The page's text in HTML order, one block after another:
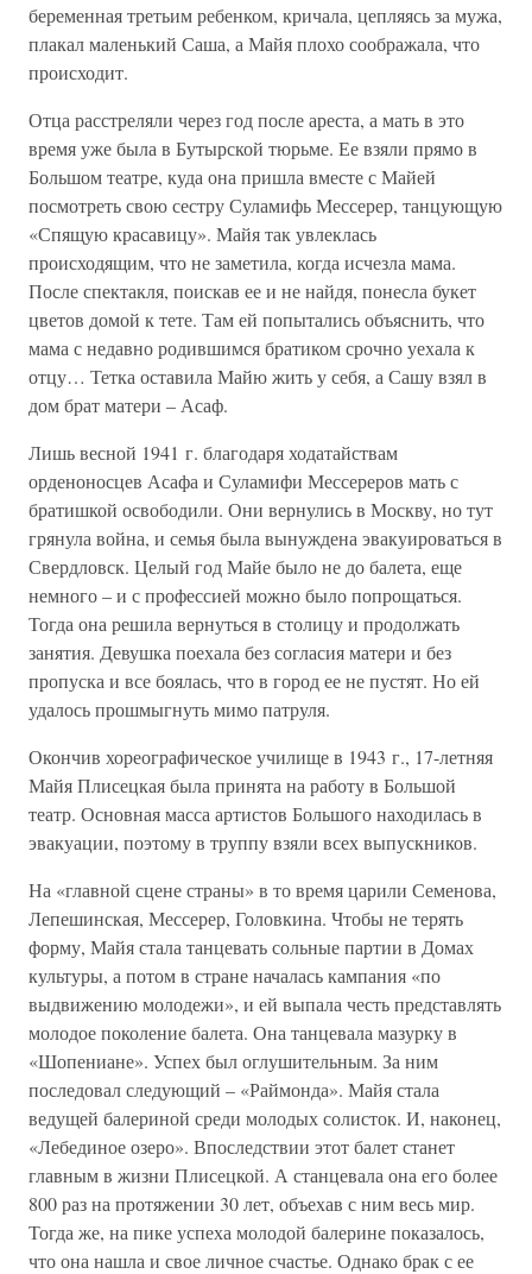
беременная третьим ребенком, кричала, цепляясь за мужа,
плакал маленький Саша, а Майя плохо соображала, что
происходит.
Отца расстреляли через год после ареста, а мать в это
время уже была в Бутырской тюрьме. Ее взяли прямо в
Большом театре, куда она пришла вместе с Майей
посмотреть свою сестру Суламифь Мессерер, танцующую
«Спящую красавицу». Майя так увлеклась
происходящим, что не заметила, когда исчезла мама.
После спектакля, поискав ее и не найдя, понесла букет
цветов домой к тете. Там ей попытались объяснить, что
мама с недавно родившимся братиком срочно уехала к
отцу… Тетка оставила Майю жить у себя, а Сашу взял в
дом брат матери – Асаф.
Лишь весной 1941 г. благодаря ходатайствам
орденоносцев Асафа и Суламифи Мессереров мать с
братишкой освободили. Они вернулись в Москву, но тут
грянула война, и семья была вынуждена эвакуироваться в
Свердловск. Целый год Майе было не до балета, еще
немного – и с профессией можно было попрощаться.
Тогда она решила вернуться в столицу и продолжать
занятия. Девушка поехала без согласия матери и без
пропуска и все боялась, что в город ее не пустят. Но ей
удалось прошмыгнуть мимо патруля.
Окончив хореографическое училище в 1943 г., 17-летняя
Майя Плисецкая была принята на работу в Большой
театр. Основная масса артистов Большого находилась в
эвакуации, поэтому в труппу взяли всех выпускников.
На «главной сцене страны» в то время царили Семенова,
Лепешинская, Мессерер, Головкина. Чтобы не терять
форму, Майя стала танцевать сольные партии в Домах
культуры, а потом в стране началась кампания «по
выдвижению молодежи», и ей выпала честь представлять
молодое поколение балета. Она танцевала мазурку в
«Шопениане». Успех был оглушительным. За ним
последовал следующий – «Раймонда». Майя стала
ведущей балериной среди молодых солисток. И, наконец,
«Лебединое озеро». Впоследствии этот балет станет
главным в жизни Плисецкой. А станцевала она его более
800 раз на протяжении 30 лет, объехав с ним весь мир.
Тогда же, на пике успеха молодой балерине показалось,
что она нашла и свое личное счастье. Однако брак с ее